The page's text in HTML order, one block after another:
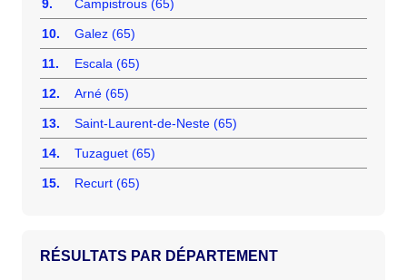
9. Campistrous (65)
10. Galez (65)
11. Escala (65)
12. Arné (65)
13. Saint-Laurent-de-Neste (65)
14. Tuzaguet (65)
15. Recurt (65)
RÉSULTATS PAR DÉPARTEMENT